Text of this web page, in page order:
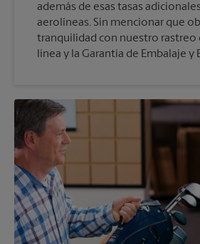
además de esas tasas
aerolíneas. Sin mencionar que
tranquilidad con nuestro rastreo
línea y la Garantía de Embalaje y